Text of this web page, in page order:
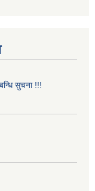
सुचना !!!